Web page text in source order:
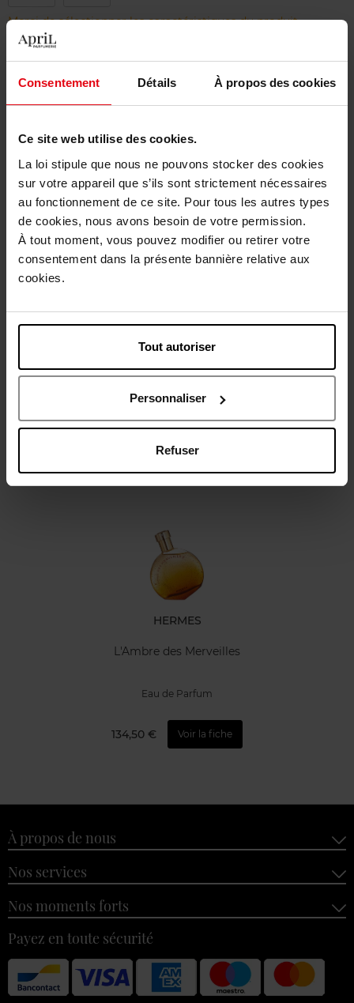
Consentement Détails À propos des cookies
Ce site web utilise des cookies.
La loi stipule que nous ne pouvons stocker des cookies
sur votre appareil que s’ils sont strictement nécessaires
au fonctionnement de ce site. Pour tous les autres types
de cookies, nous avons besoin de votre permission.
À tout moment, vous pouvez modifier ou retirer votre
consentement dans la présente bannière relative aux
cookies.
Tout autoriser
Personnaliser
Refuser
Merci de sélectionner les caractéristiques du produit.
Retour gratuit dans votre magasin
Description
Oublié quelque chose ?
HERMES
L'Ambre des Merveilles
Eau de Parfum
134,50 € Voir la fiche
À propos de nous
Nos services
Nos moments forts
Payez en toute sécurité